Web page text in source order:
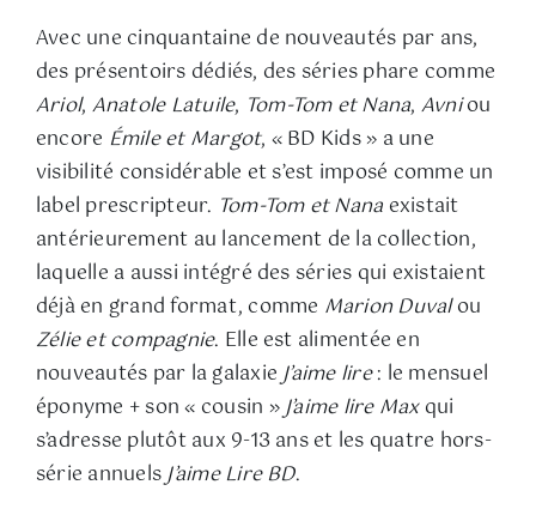
Avec une cinquantaine de nouveautés par ans,
des présentoirs dédiés, des séries phare comme
Ariol, Anatole Latuile, Tom-Tom et Nana, Avniou
encore Émile et Margot, « BD Kids » a une
visibilité considérable et s’est imposé comme un
label prescripteur. Tom-Tom et Nana existait
antérieurement au lancement de la collection,
laquelle a aussi intégré des séries qui existaient
déjà en grand format, comme Marion Duvalou
Zélie et compagnie. Elle est alimentée en
nouveautés par la galaxieJ’aime lire: le mensuel
éponyme + son « cousin »J’aime lire Maxqui
s’adresse plutôt aux 9-13 ans et les quatre hors-
série annuelsJ’aime Lire BD.